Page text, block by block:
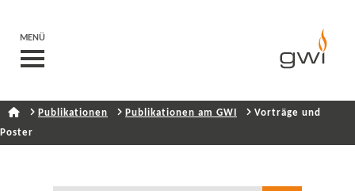
MENÜ
Publikationen Publikationen am GWI
Vorträge und
Poster